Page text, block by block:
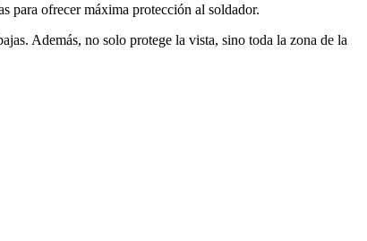
para ofrecer máxima protección al soldador.
Además, no solo protege la vista, sino toda la zona de la